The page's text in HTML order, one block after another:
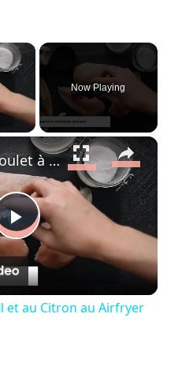
×
Video
Now Playing
×
Play
Video
Pilons de Poulet à l’Ail et au Citron au Airfryer
et au Citron au Airfryer